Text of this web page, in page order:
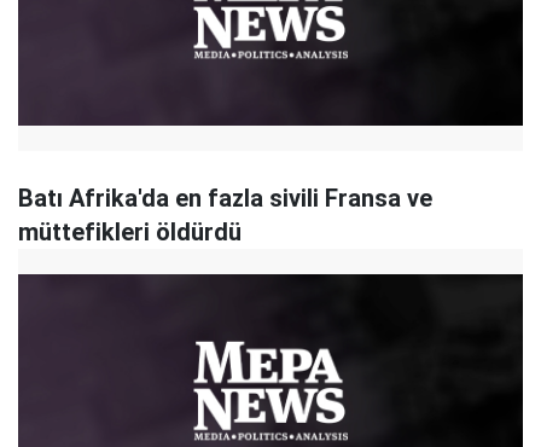
Batı Afrika'da en fazla sivili Fransa ve
müttefikleri öldürdü